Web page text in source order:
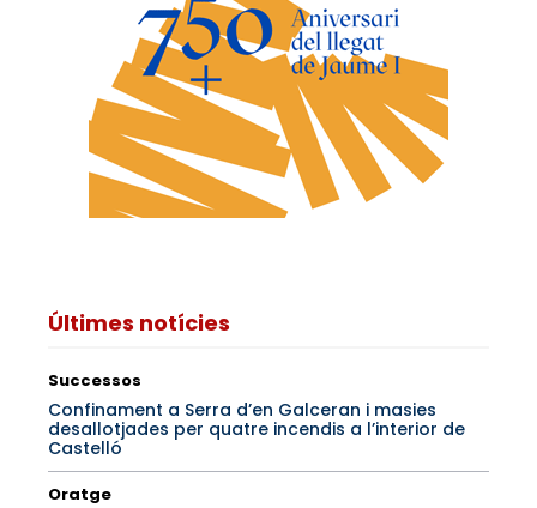
Últimes notícies
Successos
Confinament a Serra d’en Galceran i masies
desallotjades per quatre incendis a l’interior de
Castelló
Oratge